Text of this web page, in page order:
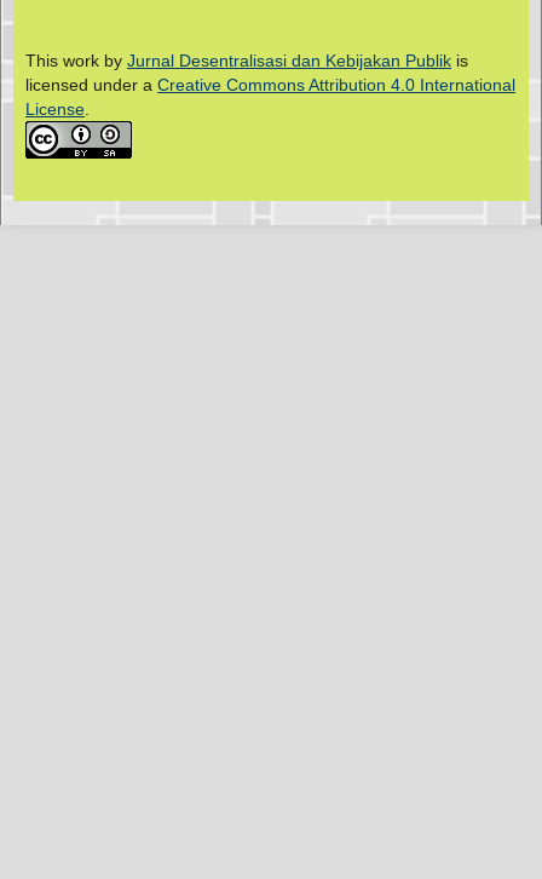
This work by Jurnal Desentralisasi dan Kebijakan Publikis
licensed under a Creative Commons Attribution 4.0 International
License.